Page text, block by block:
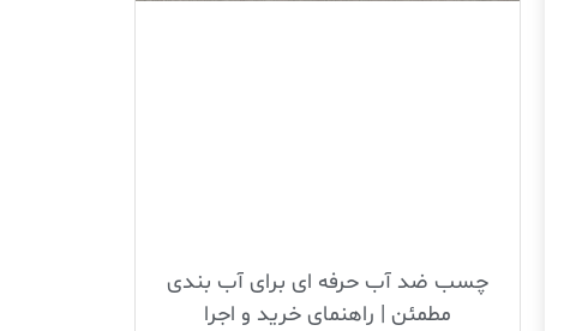
چسب ضد آب حرفه ای برای آب بندی
مطمئن | راهنمای خرید و اجرا